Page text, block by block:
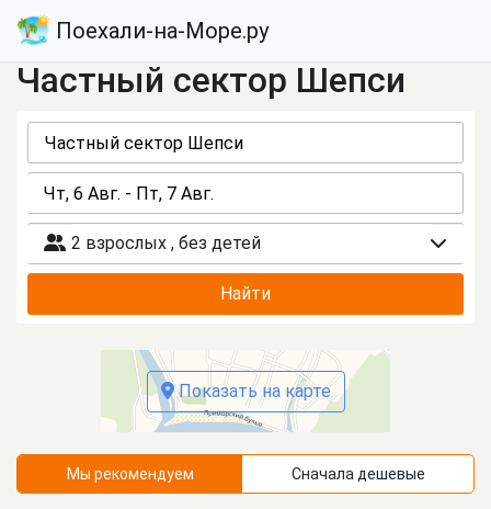
Поехали-на-Море.ру
Частный сектор Шепси
2 взрослых , без детей
Найти
Показать на карте
Мы рекомендуем Сначала дешевые